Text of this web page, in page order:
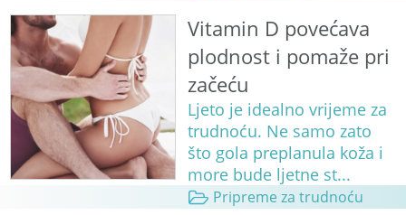
Vitamin D povećava
plodnost i pomaže pri
začeću
Ljeto je idealno vrijeme za
trudnoću. Ne samo zato
što gola preplanula koža i
more bude ljetne st...
Pripreme za trudnoću